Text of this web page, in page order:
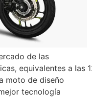
de las
equivalentes a las
moto de diseño
tecnología